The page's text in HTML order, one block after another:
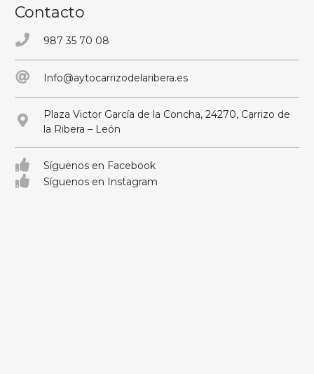
Contacto
987 35 70 08
Info@aytocarrizodelaribera.es
Plaza Victor García de la Concha, 24270, Carrizo de
la Ribera – León
Síguenos en Facebook
Síguenos en Instagram